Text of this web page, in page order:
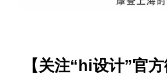
【关注“hi设计”官